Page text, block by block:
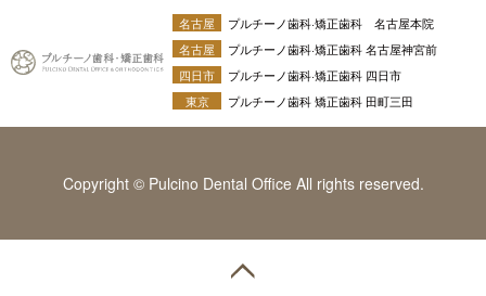
名古屋
プルチーノ歯科·矯正歯科 名古屋本院
名古屋
プルチーノ歯科·矯正歯科 名古屋神宮前
四日市
プルチーノ歯科·矯正歯科 四日市
東京
プルチーノ歯科 矯正歯科 田町三田
Copyright © Pulcino Dental Office All rights reserved.